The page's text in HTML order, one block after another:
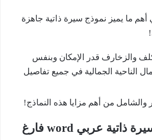
أهم ما يميز نموذج سيرة ذاتية جاهزة
والزخارف قدر الإمكان وبنفس
الناحية الجمالية في جميع تفاصيل
والشامل من أهم مزايا هذه النماذج!
تحميل نموذج سيرة ذاتية عربي word فارغ